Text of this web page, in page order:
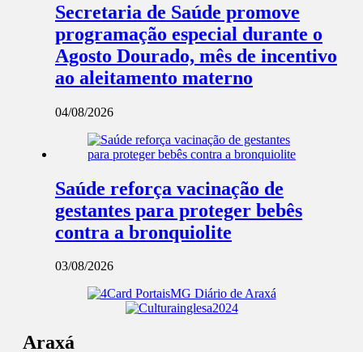
Secretaria de Saúde promove
programação especial durante o
Agosto Dourado, mês de incentivo
ao aleitamento materno
04/08/2026
Saúde reforça vacinação de
gestantes para proteger bebês
contra a bronquiolite
03/08/2026
Araxá